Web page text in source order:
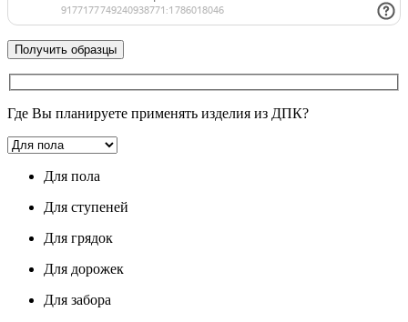
Где Вы планируете применять изделия из ДПК?
Для пола
Для ступеней
Для грядок
Для дорожек
Для забора